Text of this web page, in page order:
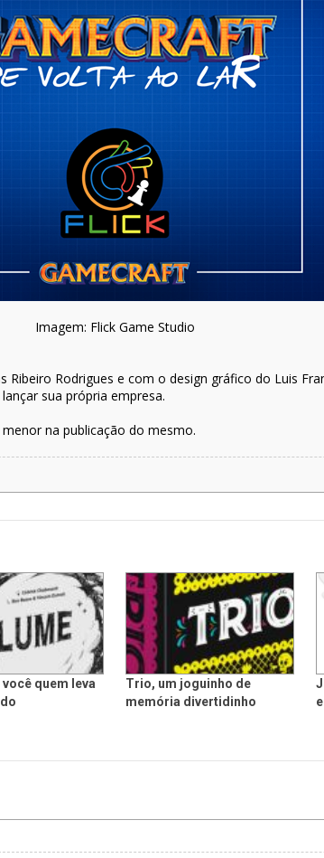
Imagem: Flick Game Studio
Rodrigues e com o design gráfico do Luis
sua própria empresa.
na publicação do mesmo.
você quem leva
Trio, um joguinho de
memória divertidinho